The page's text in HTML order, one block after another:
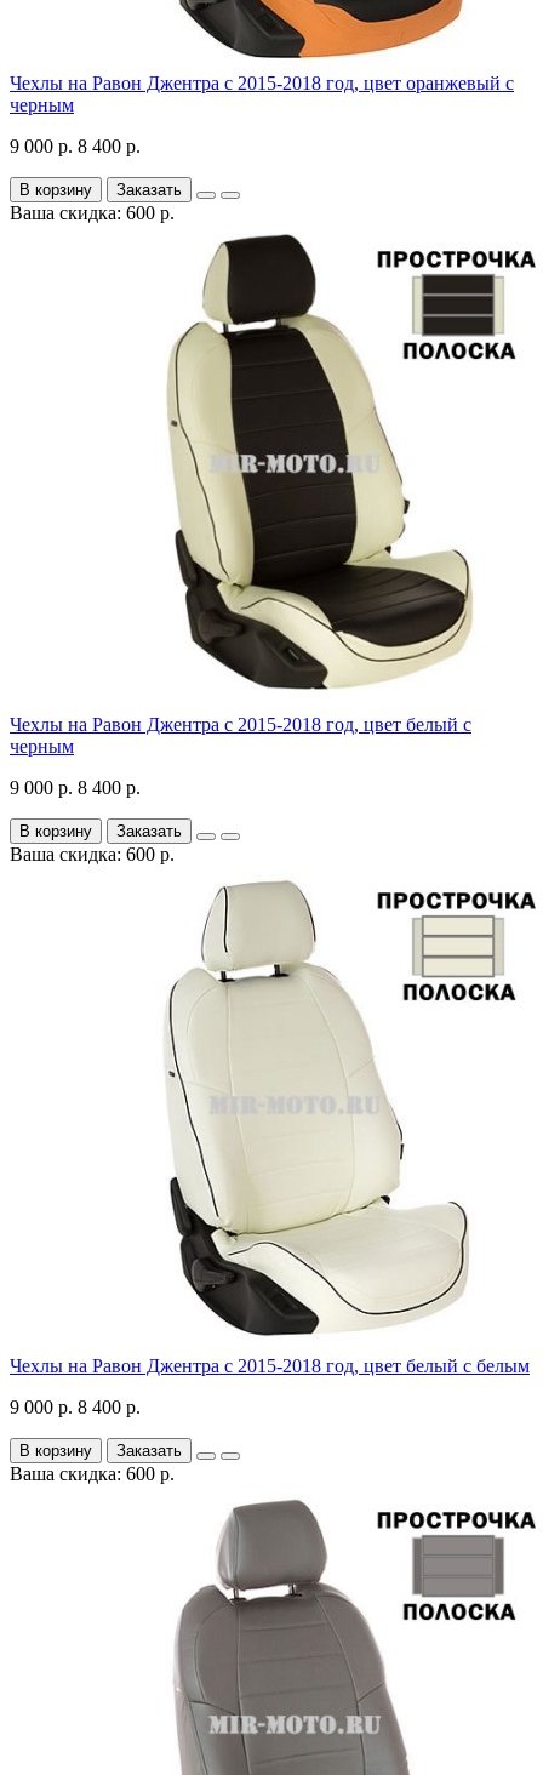
Чехлы на Равон Джентра с 2015-2018 год, цвет оранжевый с
черным
9 000 р. 8 400 р.
В корзину Заказать
Ваша скидка: 600 р.
Чехлы на Равон Джентра с 2015-2018 год, цвет белый с
черным
9 000 р. 8 400 р.
В корзину Заказать
Ваша скидка: 600 р.
Чехлы на Равон Джентра с 2015-2018 год, цвет белый с белым
9 000 р. 8 400 р.
В корзину Заказать
Ваша скидка: 600 р.